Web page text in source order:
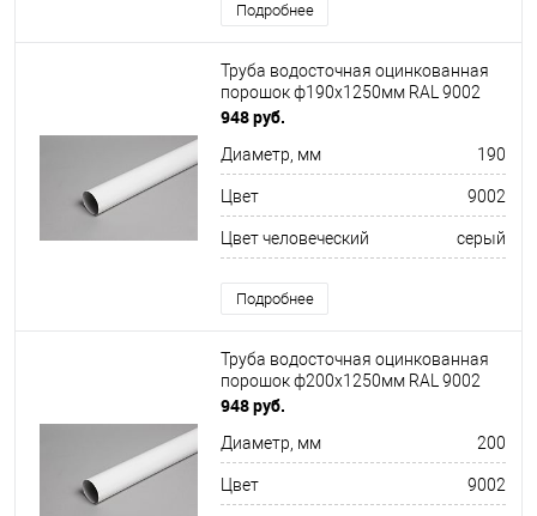
Подробнее
Труба водосточная оцинкованная
порошок ф190х1250мм RAL 9002
948 руб.
Диаметр, мм 190
Цвет 9002
Цвет человеческий серый
Подробнее
Труба водосточная оцинкованная
порошок ф200х1250мм RAL 9002
948 руб.
Диаметр, мм 200
Цвет 9002